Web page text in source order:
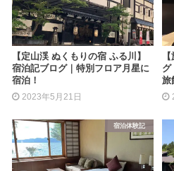
【定山渓 ぬくもりの宿 ふる川】
宿泊記ブログ｜特別フロア月星に
宿泊！
2023年5月21日
グ
旅
宿泊体験記